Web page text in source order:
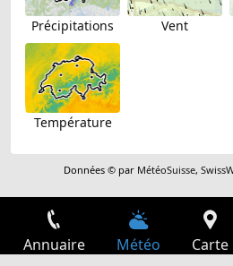
Précipitations Vent
Température
Données © par MétéoSuisse,
Annuaire Météo Carte